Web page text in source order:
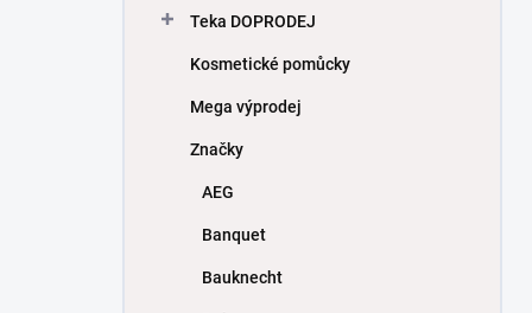
Teka DOPRODEJ
Kosmetické pomůcky
Mega výprodej
Značky
AEG
Banquet
Bauknecht